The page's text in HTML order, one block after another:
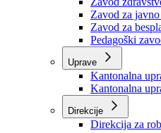
Kantonalna
Zavodi
Zavod
Zavod za javno
Zavod za
Pedagoški
Kantonalna
Kantonalna